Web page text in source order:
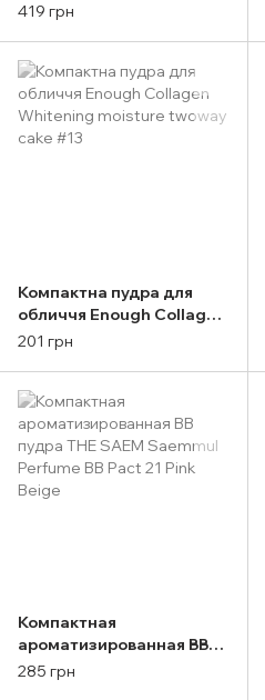
Innisfree No Sebum
419 грн
Компактна пудра для
обличчя Enough Collagen
Whitening moisture
201 грн
Компактная
ароматизированная BB
пудра THE SAEM
285 грн